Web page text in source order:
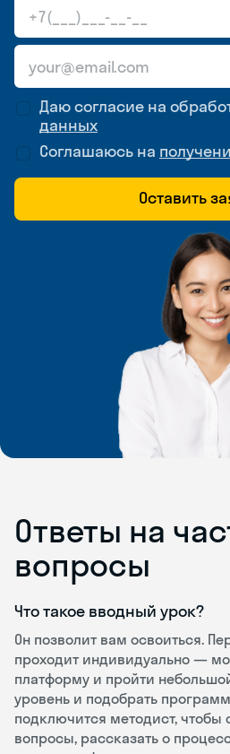
Даю согласие на
данных
Соглашаюсь на
Оставить
Ответы на
вопросы
Что такое вводный урок?
Он позволит вам освоиться.
проходит индивидуально —
платформу и пройти
уровень и подобрать
подключится методист, чтобы
вопросы, рассказать о